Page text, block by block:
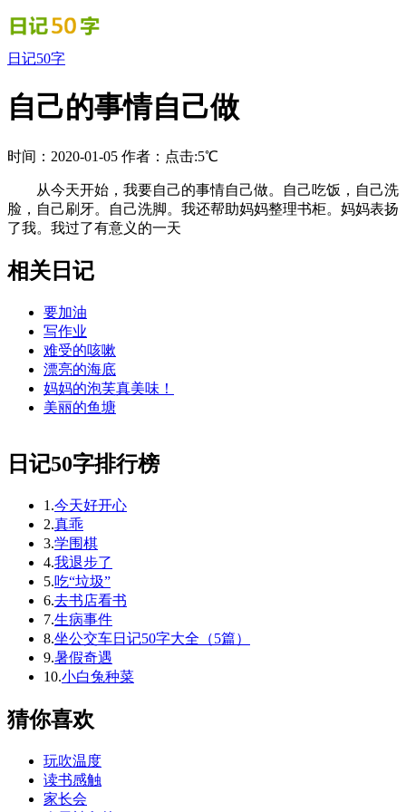
日记50字
自己的事情自己做
时间：2020-01-05 作者： 点击:5℃
从今天开始，我要自己的事情自己做。自己吃饭，自己洗
脸，自己刷牙。自己洗脚。我还帮助妈妈整理书柜。妈妈表扬
了我。我过了有意义的一天
相关日记
要加油
写作业
难受的咳嗽
漂亮的海底
妈妈的泡芙真美味！
美丽的鱼塘
日记50字排行榜
1.今天好开心
2.真乖
3.学围棋
4.我退步了
5.吃“垃圾”
6.去书店看书
7.生病事件
8.坐公交车日记50字大全（5篇）
9.暑假奇遇
10.小白兔种菜
猜你喜欢
玩吹温度
读书感触
家长会